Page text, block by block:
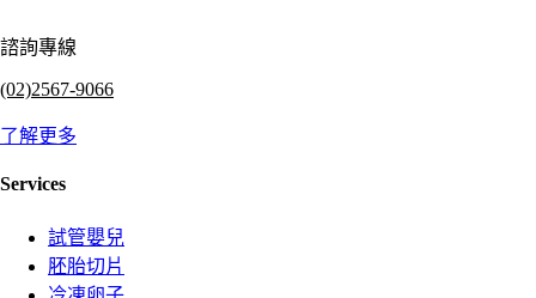
諮詢專線
(02)2567-9066
了解更多
Services
試管嬰兒
胚胎切片